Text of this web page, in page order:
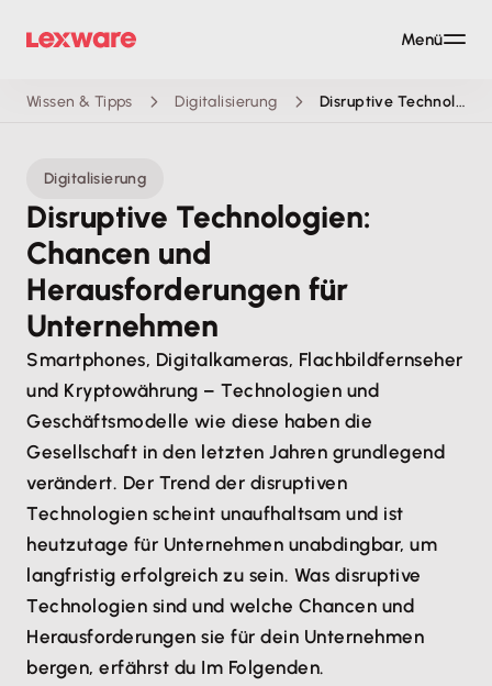
Wissen & Tipps Digitalisierung Disruptive Technologien
Digitalisierung
Disruptive Technologien:
Chancen und
Herausforderungen für
Unternehmen
Smartphones, Digitalkameras, Flachbildfernseher
und Kryptowährung – Technologien und
Geschäftsmodelle wie diese haben die
Gesellschaft in den letzten Jahren grundlegend
verändert. Der Trend der disruptiven
Technologien scheint unaufhaltsam und ist
heutzutage für Unternehmen unabdingbar, um
langfristig erfolgreich zu sein. Was disruptive
Technologien sind und welche Chancen und
Herausforderungen sie für dein Unternehmen
bergen, erfährst du Im Folgenden.
Menü